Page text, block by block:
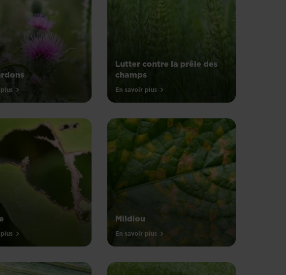
Lutter contre la prêle des
champs
En savoir plus
Mildiou
En savoir plus